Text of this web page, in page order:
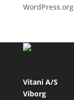
WordPress.org
Vitani A/S
Viborg